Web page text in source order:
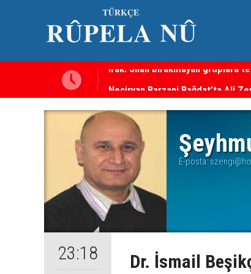
Irak: Silah bırakmayan gruplara
E-posta:
23:18 Dr. İsmail